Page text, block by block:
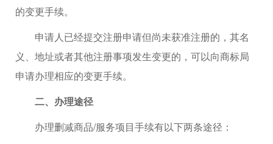
的变更手续。
申请人已经提交注册申请但尚未获准注册的，其名
义、地址或者其他注册事项发生变更的，可以向商标局
申请办理相应的变更手续。
二、办理途径
办理删减商品/服务项目手续有以下两条途径：